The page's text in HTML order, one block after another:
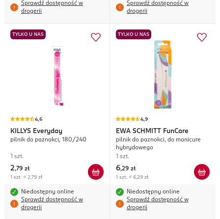
Sprawdź dostępność w
drogerii
Sprawdź dostępność w
drogerii
TYLKO U NAS
4,6
KILLYS Everyday
pilnik do paznokci, 180/240
1 szt.
2,79 zł
1 szt. = 2,79 zł
Niedostępny online
Sprawdź dostępność w
drogerii
TYLKO U NAS
4,9
EWA SCHMITT FunCare
pilnik do paznokci, do manicure
hybrydowego
1 szt.
6,29 zł
1 szt. = 6,29 zł
Niedostępny online
Sprawdź dostępność w
drogerii